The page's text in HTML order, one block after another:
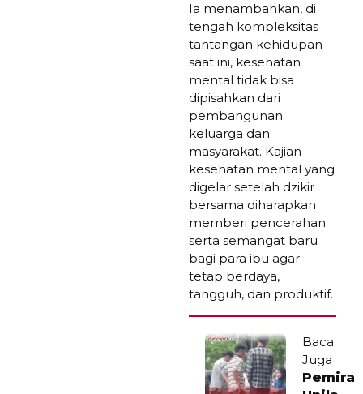
Ia menambahkan, di
tengah kompleksitas
tantangan kehidupan
saat ini, kesehatan
mental tidak bisa
dipisahkan dari
pembangunan
keluarga dan
masyarakat. Kajian
kesehatan mental yang
digelar setelah dzikir
bersama diharapkan
memberi pencerahan
serta semangat baru
bagi para ibu agar
tetap berdaya,
tangguh, dan produktif.
Baca
Juga
Pemira